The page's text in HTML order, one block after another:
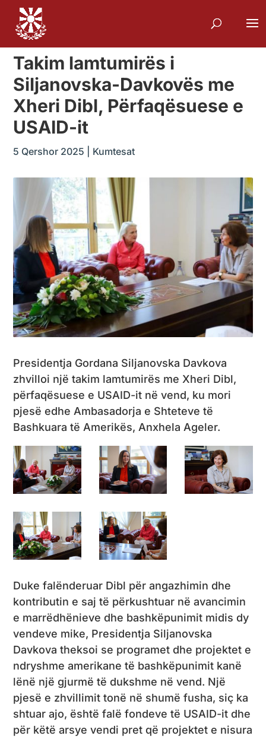
Takim lamtumirës i
Siljanovska-Davkovës me
Xheri Dibl, Përfaqësuese e
USAID-it
5 Qershor 2025 Kumtesat
Presidentja Gordana Siljanovska Davkova
zhvilloi një takim lamtumirës me Xheri Dibl,
përfaqësuese e USAID-it në vend, ku mori
pjesë edhe Ambasadorja e Shteteve të
Bashkuara të Amerikës, Anxhela Ageler.
Duke falënderuar Dibl për angazhimin dhe
kontributin e saj të përkushtuar në avancimin
e marrëdhënieve dhe bashkëpunimit midis dy
vendeve mike, Presidentja Siljanovska
Davkova theksoi se programet dhe projektet e
ndryshme amerikane të bashkëpunimit kanë
lënë një gjurmë të dukshme në vend. Një
pjesë e zhvillimit tonë në shumë fusha, siç ka
shtuar ajo, është falë fondeve të USAID-it dhe
për këtë arsye vendi pret që projektet e nisura